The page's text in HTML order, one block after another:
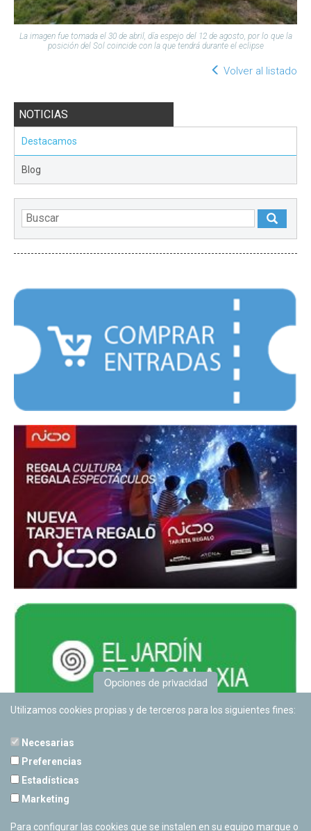
La imagen fue tomada el 30 de abril, día espejo del 12 de agosto, por lo que la
posición del Sol coincide con la que tendrá durante el eclipse
Volver al listado
NOTICIAS
Destacamos
Blog
Cerrado Temporalmente
Opciones de privacidad
Utilizamos cookies propias y de terceros para los siguientes fines:
Necesarias
Preferencias
Estadísticas
Marketing
Para configurar las cookies que se instalen en su equipo marque o